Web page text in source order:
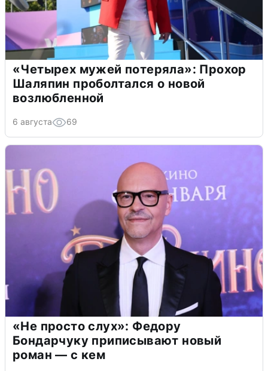
«Четырех мужей потеряла»: Прохор
Шаляпин проболтался о новой
возлюбленной
6 августа 69
«Не просто слух»: Федору
Бондарчуку приписывают новый
роман — с кем